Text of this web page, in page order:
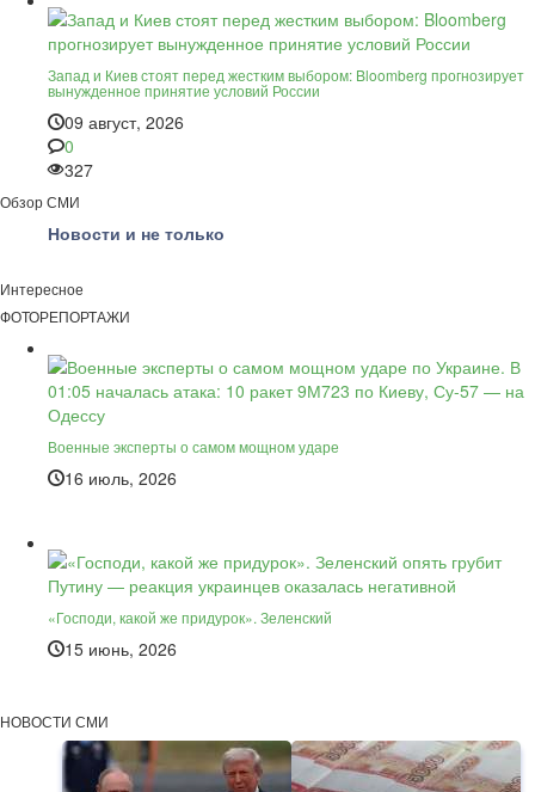
Запад и Киев стоят перед жестким выбором: Bloomberg прогнозирует
вынужденное принятие условий России
09 август, 2026
0
327
Обзор СМИ
Новости и не только
Интересное
ФОТОРЕПОРТАЖИ
Военные эксперты о самом мощном ударе
16 июль, 2026
«Господи, какой же придурок». Зеленский
15 июнь, 2026
НОВОСТИ СМИ